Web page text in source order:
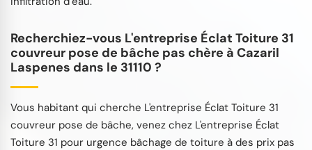
Recherchiez-vous L'entreprise Éclat Toiture 31
couvreur pose de bâche pas chère à Cazaril
Laspenes dans le 31110 ?
Vous habitant qui cherche L'entreprise Éclat Toiture 31
couvreur pose de bâche, venez chez L'entreprise Éclat
Toiture 31 pour urgence bâchage de toiture à des prix pas